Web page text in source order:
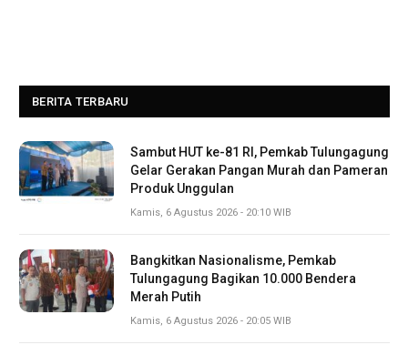
BERITA TERBARU
Sambut HUT ke-81 RI, Pemkab Tulungagung
Gelar Gerakan Pangan Murah dan Pameran
Produk Unggulan
Kamis, 6 Agustus 2026 - 20:10 WIB
Bangkitkan Nasionalisme, Pemkab
Tulungagung Bagikan 10.000 Bendera
Merah Putih
Kamis, 6 Agustus 2026 - 20:05 WIB